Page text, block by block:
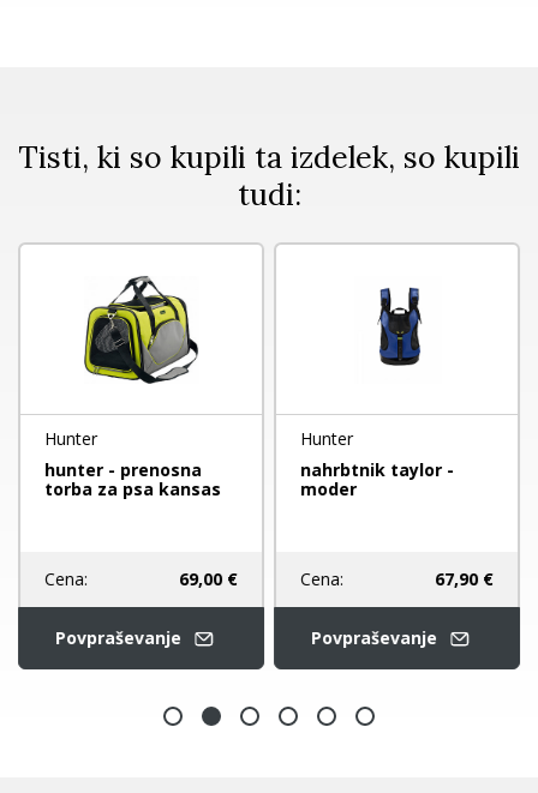
Tisti, ki so kupili ta izdelek, so kupili
tudi:
Hunter
hunter - prenosna
torba za psa kansas
Cena: 69,00 €
Povpraševanje
Hunter
nahrbtnik taylor -
moder
Cena: 67,90 €
Povpraševanje